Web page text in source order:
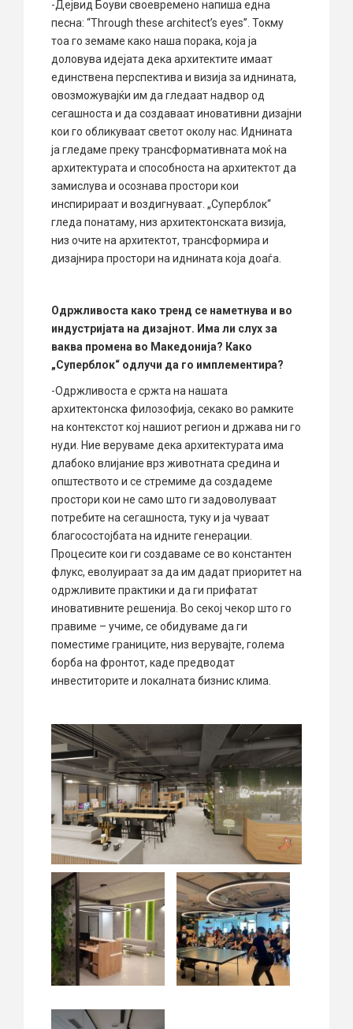
-Дејвид Боуви своевремено напиша една
песна: “Through these architect’s eyes”. Токму
тоа го земаме како наша порака, која ја
доловува идејата дека архитектите имаат
единствена перспектива и визија за иднината,
овозможувајќи им да гледаат надвор од
сегашноста и да создаваат иновативни дизајни
кои го обликуваат светот околу нас. Иднината
ја гледаме преку трансформативната моќ на
архитектурата и способноста на архитектот да
замислува и осознава простори кои
инспирираат и воздигнуваат. „Суперблок“
гледа понатаму, низ архитектонската визија,
низ очите на архитектот, трансформира и
дизајнира простори на иднината која доаѓа.
Одржливoста како тренд се наметнува и во
индустријата на дизајнот. Има ли слух за
ваква промена во Македонија? Како
„Суперблок“ одлучи да го имплементира?
-Одржливоста е сржта на нашата
архитектонска филозофија, секако во рамките
на контекстот кој нашиот регион и држава ни го
нуди. Ние веруваме дека архитектурата има
длабоко влијание врз животната средина и
општеството и се стремиме да создадеме
простори кои не само што ги задоволуваат
потребите на сегашноста, туку и ја чуваат
благосостојбата на идните генерации.
Процесите кои ги создаваме се во константен
флукс, еволуираат за да им дадат приоритет на
одржливите практики и да ги прифатат
иновативните решенија. Во секој чекор што го
правиме – учиме, се обидуваме да ги
поместиме границите, низ верувајте, голема
борба на фронтот, каде предводат
инвеститорите и локалната бизнис клима.